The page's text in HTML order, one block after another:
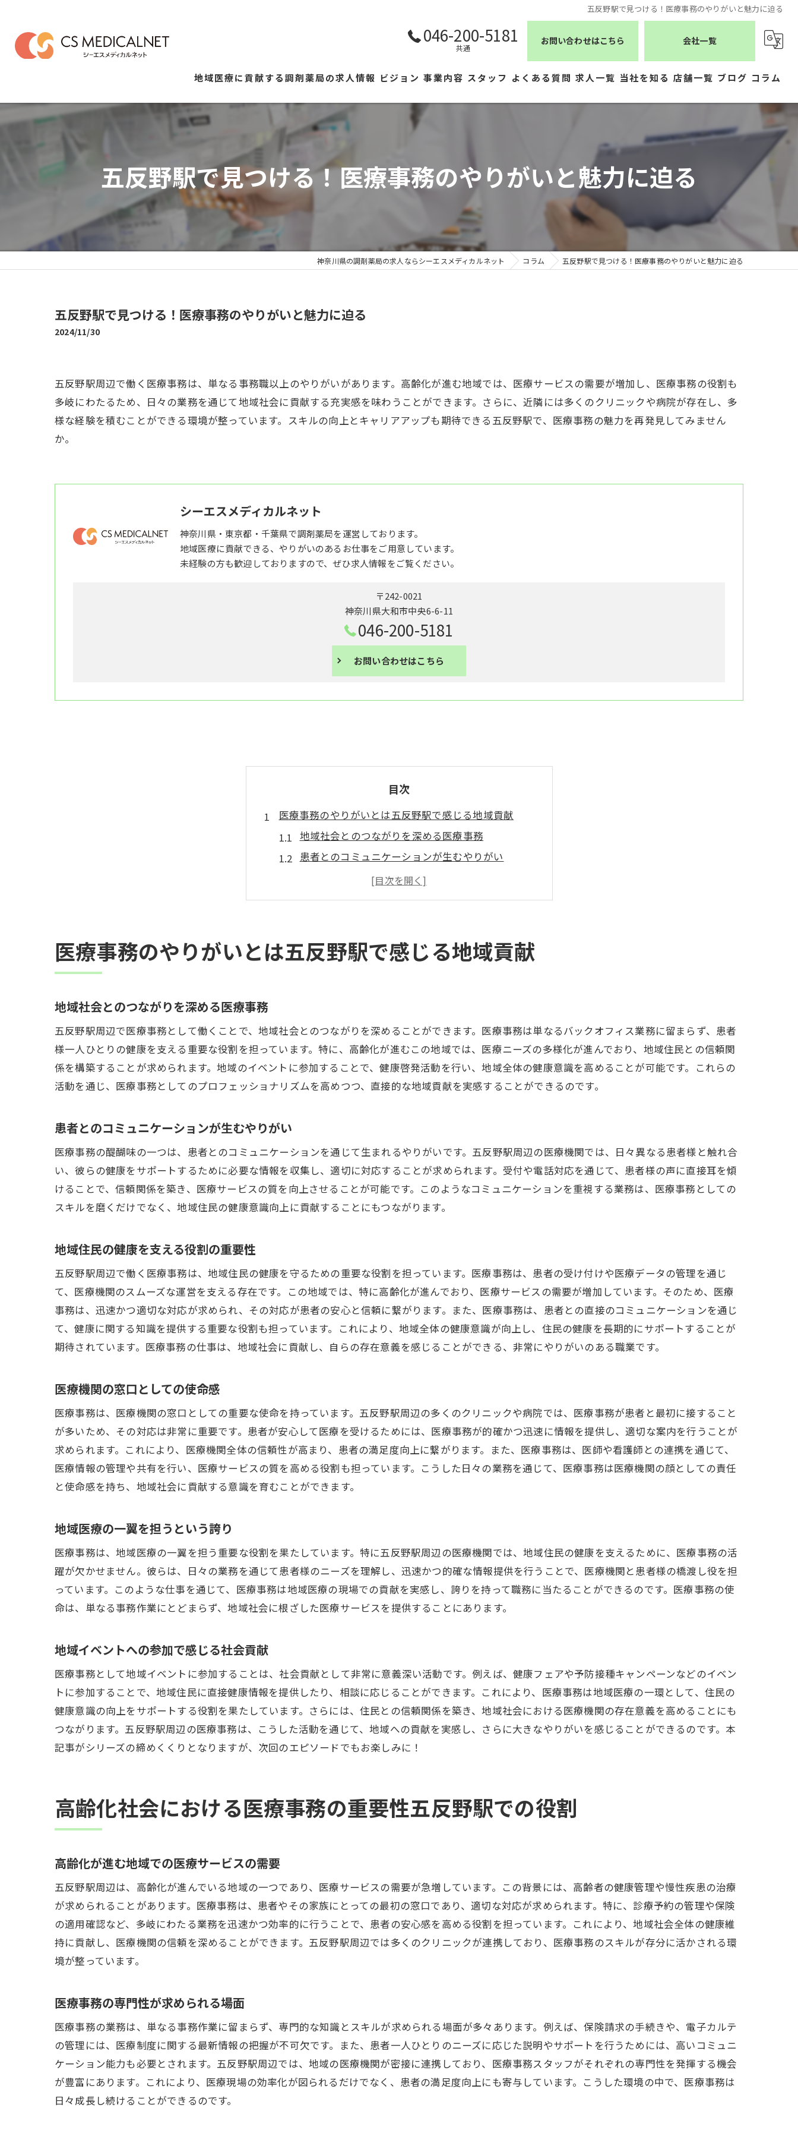
五反野駅で見つける！医療事務のやりがいと魅力に迫る
046-200-5181
共通
お問い合わせはこちら 会社一覧
地域医療に貢献する調剤薬局の求人情報 ビジョン 事業内容 スタッフ よくある質問 求人一覧 当社を知る
医療事務
正社員
パート
店舗一覧
シーエスメディカルネット
株式会社ジェムス
株式会社かもめ薬局
有限会社トレーフル
ブログ コラム
五反野駅で見つける！医療事務のやりがいと魅力に迫る
神奈川県の調剤薬局の求人ならシーエスメディカルネット コラム 五反野駅で見つける！医療事務のやりがいと魅力に迫る
五反野駅で見つける！医療事務のやりがいと魅力に迫る
2024/11/30
五反野駅周辺で働く医療事務は、単なる事務職以上のやりがいがあります。高齢化が進む地域では、医療サービスの需要が増加し、医療事務の役割も
多岐にわたるため、日々の業務を通じて地域社会に貢献する充実感を味わうことができます。さらに、近隣には多くのクリニックや病院が存在し、多
様な経験を積むことができる環境が整っています。スキルの向上とキャリアアップも期待できる五反野駅で、医療事務の魅力を再発見してみません
か。
シーエスメディカルネット
神奈川県・東京都・千葉県で調剤薬局を運営しております。
地域医療に貢献できる、やりがいのあるお仕事をご用意しています。
未経験の方も歓迎しておりますので、ぜひ求人情報をご覧ください。
〒242-0021
神奈川県大和市中央6-6-11
046-200-5181
お問い合わせはこちら
目次
医療事務のやりがいとは五反野駅で感じる地域貢献
地域社会とのつながりを深める医療事務
患者とのコミュニケーションが生むやりがい
地域住民の健康を支える役割の重要性
医療機関の窓口としての使命感
地域イベントへの参加で感じる社会貢献
高齢化社会における医療事務の重要性五反野駅での役割
効率的な業務運営で地域の医療を支える
患者データの管理がもたらす安心感
医療機関の運営を支えるバックオフィスの力
高齢者対応における医療事務の具体的な役割
経験を活かしたキャリアパスの形成
異なる規模の医療機関での実務経験
地域の医療事情に応じたスキルアップ
多様な職場環境での適応能力の向上
専門知識を深めるための研修制度
キャリアアップに役立つ資格取得支援
リーダーシップを発揮できるチャンス
地域医療ネットワークでの経験の蓄積
他職種との連携で広がる視野
日々の業務で培うコミュニケーション能力
患者対応で学ぶ柔軟な対処法
医療事務ソフトの活用で効率化
診療報酬請求のプロセス習得
患者の笑顔がもたらすモチベーション
医療現場での実感を得る仕事の醍醐味
周囲の信頼を得るプロフェッショナルな対応
常に新しい知識を得る学びの場
医療事務の未来五反野駅での働きがいとは
地域医療の発展と共に歩む未来
テクノロジーの進化とともに変わる業務
地域の期待に応える医療事務の挑戦
持続可能な医療体制への貢献
医療機関の顔として地域に愛される
地域医療の持続可能性を支える取り組み
医療サービスの質向上に向けた努力
医療事務のやりがいとは五反野駅で感じる地域貢献
地域社会とのつながりを深める医療事務
五反野駅周辺で医療事務として働くことで、地域社会とのつながりを深めることができます。医療事務は単なるバックオフィス業務に留まらず、患者
様一人ひとりの健康を支える重要な役割を担っています。特に、高齢化が進むこの地域では、医療ニーズの多様化が進んでおり、地域住民との信頼関
係を構築することが求められます。地域のイベントに参加することで、健康啓発活動を行い、地域全体の健康意識を高めることが可能です。これらの
活動を通じ、医療事務としてのプロフェッショナリズムを高めつつ、直接的な地域貢献を実感することができるのです。
患者とのコミュニケーションが生むやりがい
医療事務の醍醐味の一つは、患者とのコミュニケーションを通じて生まれるやりがいです。五反野駅周辺の医療機関では、日々異なる患者様と触れ合
い、彼らの健康をサポートするために必要な情報を収集し、適切に対応することが求められます。受付や電話対応を通じて、患者様の声に直接耳を傾
けることで、信頼関係を築き、医療サービスの質を向上させることが可能です。このようなコミュニケーションを重視する業務は、医療事務としての
スキルを磨くだけでなく、地域住民の健康意識向上に貢献することにもつながります。
地域住民の健康を支える役割の重要性
五反野駅周辺で働く医療事務は、地域住民の健康を守るための重要な役割を担っています。医療事務は、患者の受け付けや医療データの管理を通じ
て、医療機関のスムーズな運営を支える存在です。この地域では、特に高齢化が進んでおり、医療サービスの需要が増加しています。そのため、医療
事務は、迅速かつ適切な対応が求められ、その対応が患者の安心と信頼に繋がります。また、医療事務は、患者との直接のコミュニケーションを通じ
て、健康に関する知識を提供する重要な役割も担っています。これにより、地域全体の健康意識が向上し、住民の健康を長期的にサポートすることが
期待されています。医療事務の仕事は、地域社会に貢献し、自らの存在意義を感じることができる、非常にやりがいのある職業です。
医療機関の窓口としての使命感
医療事務は、医療機関の窓口としての重要な使命を持っています。五反野駅周辺の多くのクリニックや病院では、医療事務が患者と最初に接すること
が多いため、その対応は非常に重要です。患者が安心して医療を受けるためには、医療事務が的確かつ迅速に情報を提供し、適切な案内を行うことが
求められます。これにより、医療機関全体の信頼性が高まり、患者の満足度向上に繋がります。また、医療事務は、医師や看護師との連携を通じて、
医療情報の管理や共有を行い、医療サービスの質を高める役割も担っています。こうした日々の業務を通じて、医療事務は医療機関の顔としての責任
と使命感を持ち、地域社会に貢献する意識を育むことができます。
地域医療の一翼を担うという誇り
医療事務は、地域医療の一翼を担う重要な役割を果たしています。特に五反野駅周辺の医療機関では、地域住民の健康を支えるために、医療事務の活
躍が欠かせません。彼らは、日々の業務を通じて患者様のニーズを理解し、迅速かつ的確な情報提供を行うことで、医療機関と患者様の橋渡し役を担
っています。このような仕事を通じて、医療事務は地域医療の現場での貢献を実感し、誇りを持って職務に当たることができるのです。医療事務の使
命は、単なる事務作業にとどまらず、地域社会に根ざした医療サービスを提供することにあります。
地域イベントへの参加で感じる社会貢献
医療事務として地域イベントに参加することは、社会貢献として非常に意義深い活動です。例えば、健康フェアや予防接種キャンペーンなどのイベン
トに参加することで、地域住民に直接健康情報を提供したり、相談に応じることができます。これにより、医療事務は地域医療の一環として、住民の
健康意識の向上をサポートする役割を果たしています。さらには、住民との信頼関係を築き、地域社会における医療機関の存在意義を高めることにも
つながります。五反野駅周辺の医療事務は、こうした活動を通じて、地域への貢献を実感し、さらに大きなやりがいを感じることができるのです。本
記事がシリーズの締めくくりとなりますが、次回のエピソードでもお楽しみに！
高齢化社会における医療事務の重要性五反野駅での役割
高齢化が進む地域での医療サービスの需要
五反野駅周辺は、高齢化が進んでいる地域の一つであり、医療サービスの需要が急増しています。この背景には、高齢者の健康管理や慢性疾患の治療
が求められることがあります。医療事務は、患者やその家族にとっての最初の窓口であり、適切な対応が求められます。特に、診療予約の管理や保険
の適用確認など、多岐にわたる業務を迅速かつ効率的に行うことで、患者の安心感を高める役割を担っています。これにより、地域社会全体の健康維
持に貢献し、医療機関の信頼を深めることができます。五反野駅周辺では多くのクリニックが連携しており、医療事務のスキルが存分に活かされる環
境が整っています。
医療事務の専門性が求められる場面
医療事務の業務は、単なる事務作業に留まらず、専門的な知識とスキルが求められる場面が多々あります。例えば、保険請求の手続きや、電子カルテ
の管理には、医療制度に関する最新情報の把握が不可欠です。また、患者一人ひとりのニーズに応じた説明やサポートを行うためには、高いコミュニ
ケーション能力も必要とされます。五反野駅周辺では、地域の医療機関が密接に連携しており、医療事務スタッフがそれぞれの専門性を発揮する機会
が豊富にあります。これにより、医療現場の効率化が図られるだけでなく、患者の満足度向上にも寄与しています。こうした環境の中で、医療事務は
日々成長し続けることができるのです。